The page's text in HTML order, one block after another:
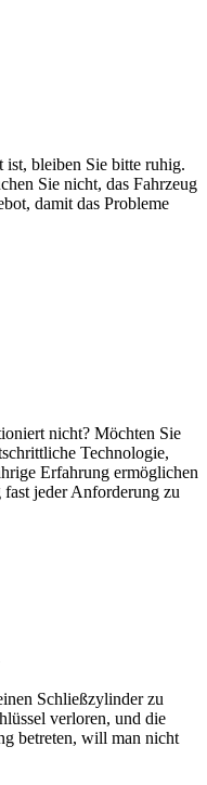
ist, bleiben Sie bitte ruhig.
Sie nicht, das Fahrzeug
damit das Probleme
nicht? Möchten Sie
Technologie,
Erfahrung ermöglichen
jeder Anforderung zu
Schließzylinder zu
verloren, und die
betreten, will man nicht